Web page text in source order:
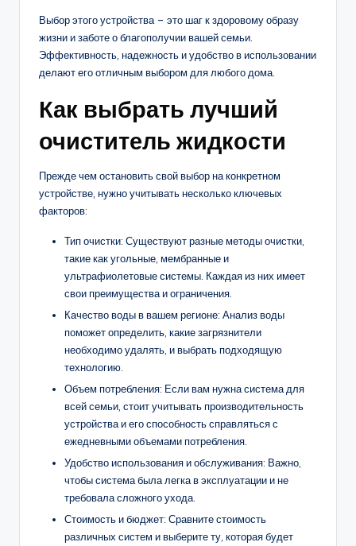
Выбор этого устройства – это шаг к здоровому образу
жизни и заботе о благополучии вашей семьи.
Эффективность, надежность и удобство в использовании
делают его отличным выбором для любого дома.
Как выбрать лучший
очиститель жидкости
Прежде чем остановить свой выбор на конкретном
устройстве, нужно учитывать несколько ключевых
факторов:
Тип очистки: Существуют разные методы очистки,
такие как угольные, мембранные и
ультрафиолетовые системы. Каждая из них имеет
свои преимущества и ограничения.
Качество воды в вашем регионе: Анализ воды
поможет определить, какие загрязнители
необходимо удалять, и выбрать подходящую
технологию.
Объем потребления: Если вам нужна система для
всей семьи, стоит учитывать производительность
устройства и его способность справляться с
ежедневными объемами потребления.
Удобство использования и обслуживания: Важно,
чтобы система была легка в эксплуатации и не
требовала сложного ухода.
Стоимость и бюджет: Сравните стоимость
различных систем и выберите ту, которая будет